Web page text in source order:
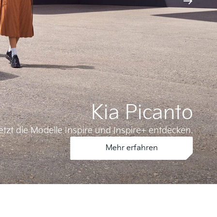
Kia Picanto
die Modelle Inspire und Inspire+ entdecken.
Mehr erfahren